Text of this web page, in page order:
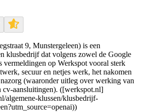
9, Munstergeleen) is een
klusbedrijf dat volgens zowel de Google
vermeldingen op Werkspot vooral sterk
secuur en netjes werk, het nakomen
(waaronder uitleg over werking van
cv-aansluitingen). ([werkspot.nl]
algemene-klussen/klusbedrijf-